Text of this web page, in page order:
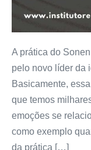
A prática do
pelo novo líder da
Basicamente,
que temos
emoções se
como exemplo
da prática […]